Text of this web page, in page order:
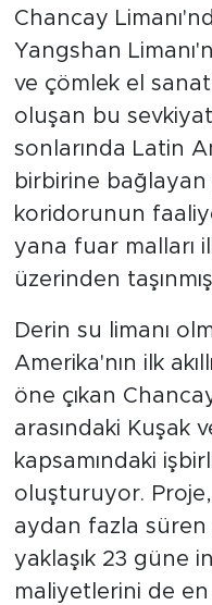
Chancay
Yangshan
ve çömlek el
oluşan bu
sonlarında Latin
birbirine
koridorunun
yana fuar malları
üzerinden
Derin su limanı
Amerika'nın ilk
öne çıkan
arasındaki Kuşak
kapsamındaki
oluşturuyor.
aydan fazla
yaklaşık 23 güne
maliyetlerini de